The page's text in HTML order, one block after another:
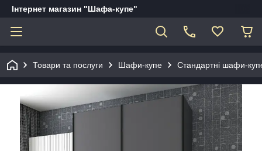
Інтернет магазин "Шафа-купе"
Товари та послуги Шафи-купе Стандартні шафи-